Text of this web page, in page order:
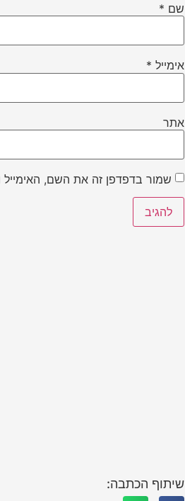
שם *
אימייל *
אתר
שמור בדפדפן זה את השם,
שיתוף הכתבה: